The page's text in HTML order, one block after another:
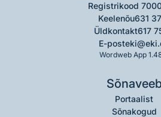
Registrikood
Keelenõu631
Üldkontakt617
E-post
Wordweb App
Portaalist
Sõnakogud